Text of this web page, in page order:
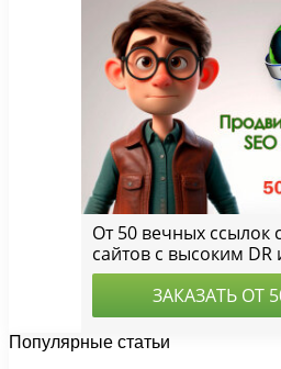
Популярные статьи